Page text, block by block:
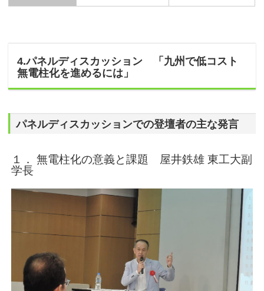
4.パネルディスカッション 「九州で低コスト
無電柱化を進めるには」
パネルディスカッションでの登壇者の主な発言
１． 無電柱化の意義と課題 屋井鉄雄 東工大副
学長